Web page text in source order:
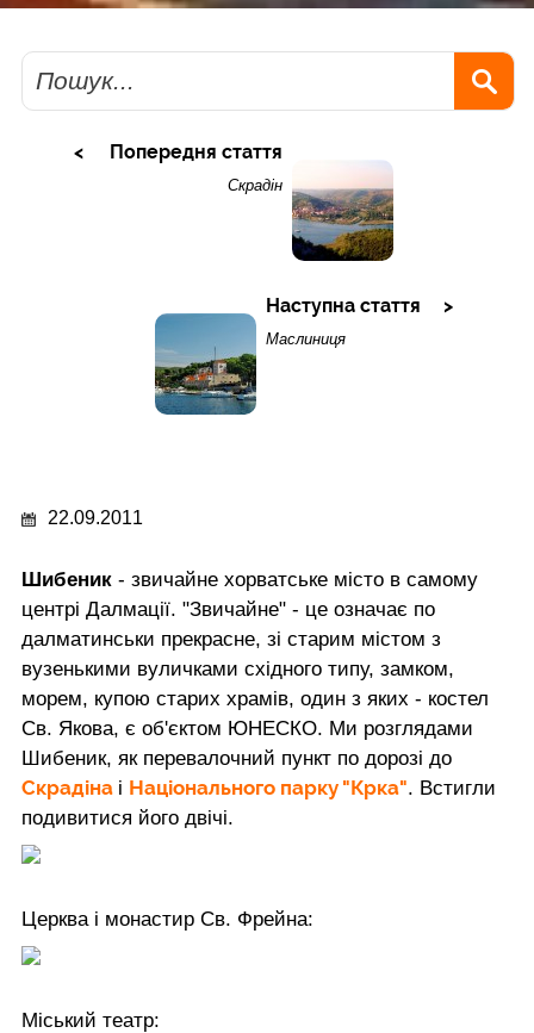
Пошук
Попередня стаття
Скрадін
Наступна стаття
Маслиниця
22.09.2011
Шибеник - звичайне хорватське місто в самому
центрі Далмації. "Звичайне" - це означає по
далматинськи прекрасне, зі старим містом з
вузенькими вуличками східного типу, замком,
морем, купою старих храмів, один з яких - костел
Св. Якова, є об'єктом ЮНЕСКО. Ми розглядами
Шибеник, як перевалочний пункт по дорозі до
Скрадіна і Національного парку "Крка". Встигли
подивитися його двічі.
Церква і монастир Св. Фрейна:
Міський театр: